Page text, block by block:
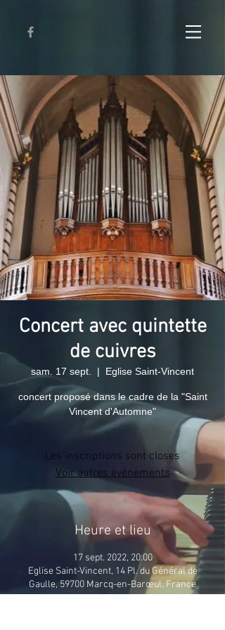
Concert avec quintette
de cuivres
sam. 17 sept.
  |
Eglise Saint-Vincent
concert proposé dans le cadre de la "Saint
Vincent d'Automne"
Les inscriptions sont closes
Voir autres événements
Heure et lieu
17 sept. 2022, 20:00
Eglise Saint-Vincent, 14 Pl. du Général de
Gaulle, 59700 Marcq-en-Barœul, France